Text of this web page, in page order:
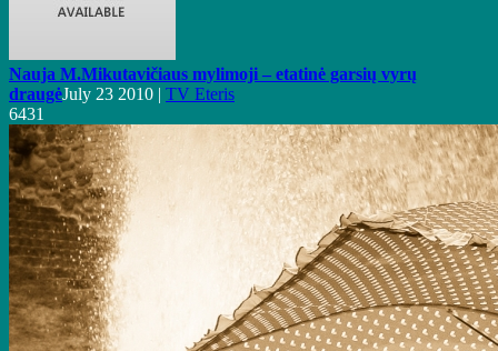
Nauja M.Mikutavičiaus mylimoji – etatinė garsių vyrų
draugėJuly 23 2010 | TV Eteris
6431